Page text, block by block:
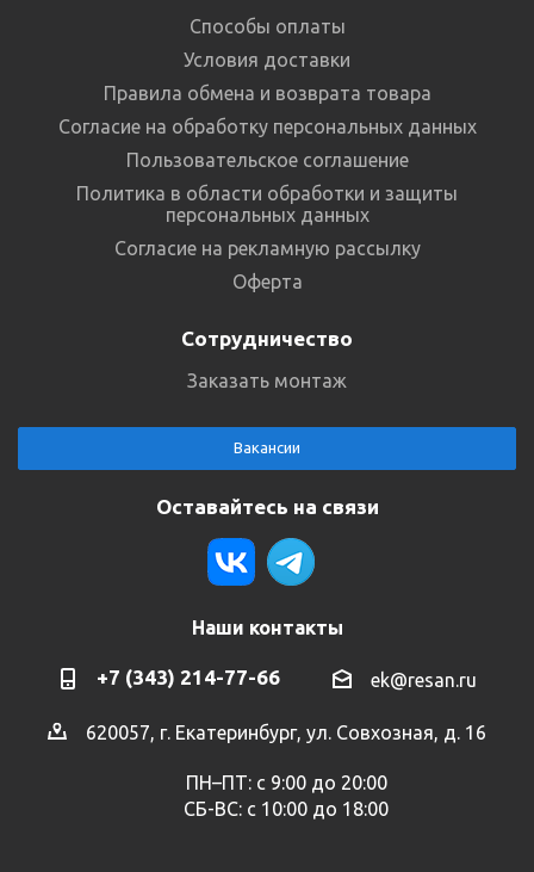
Способы оплаты
Условия доставки
Правила обмена и возврата товара
Согласие на обработку персональных данных
Пользовательское соглашение
Политика в области обработки и защиты
персональных данных
Согласие на рекламную рассылку
Оферта
Сотрудничество
Заказать монтаж
Вакансии
Оставайтесь на связи
Наши контакты
+7 (343) 214-77-66 ek@resan.ru
620057, г. Екатеринбург, ул. Совхозная, д. 16
ПН–ПТ: с 9:00 до 20:00
СБ-ВС: с 10:00 до 18:00